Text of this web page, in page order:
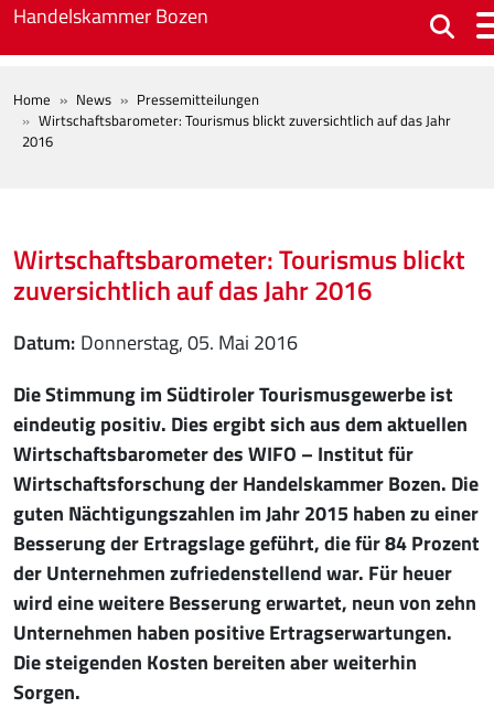
Skip to main content
Handelskammer Bozen
BREADCRUMB
Home News
Pressemitteilungen
Wirtschaftsbarometer: Tourismus blickt zuversichtlich auf das Jahr
2016
Wirtschaftsbarometer: Tourismus blickt
zuversichtlich auf das Jahr 2016
Datum Donnerstag, 05. Mai 2016
Die Stimmung im Südtiroler Tourismusgewerbe ist
eindeutig positiv. Dies ergibt sich aus dem aktuellen
Wirtschaftsbarometer des WIFO – Institut für
Wirtschaftsforschung der Handelskammer Bozen. Die
guten Nächtigungszahlen im Jahr 2015 haben zu einer
Besserung der Ertragslage geführt, die für 84 Prozent
der Unternehmen zufriedenstellend war. Für heuer
wird eine weitere Besserung erwartet, neun von zehn
Unternehmen haben positive Ertragserwartungen.
Die steigenden Kosten bereiten aber weiterhin
Sorgen.